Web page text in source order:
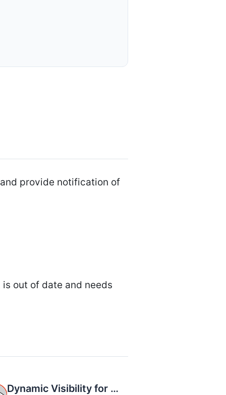
provide notification of
out of date and needs
Dynamic Visibility for Elementor